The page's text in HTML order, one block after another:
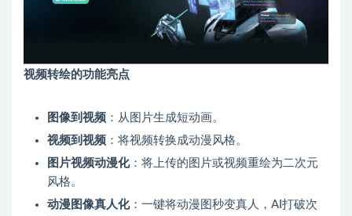
视频转绘的功能亮点
图像到视频 ：从图片生成短动画。
视频到视频 ：将视频转换成动漫风格。
图片视频动漫化：将上传的图片或视频重绘为二次元
风格。
动漫图像真人化：一键将动漫图秒变真人，AI打破次